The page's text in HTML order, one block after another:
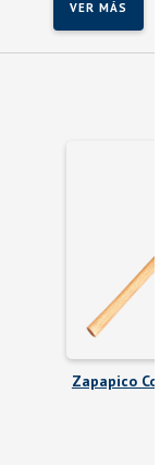
VER MÁS
Zapapico